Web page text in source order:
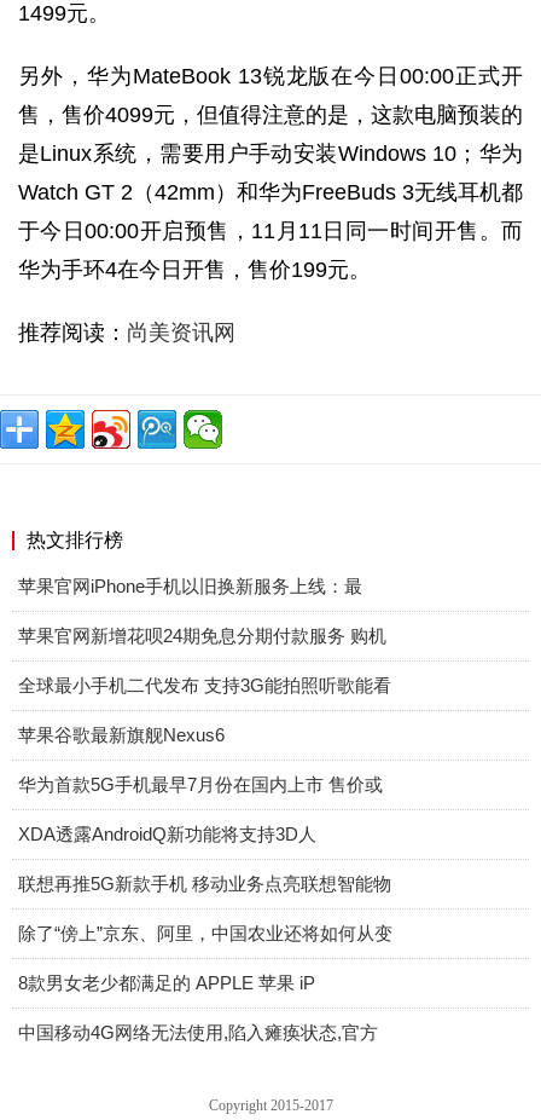
1499元。
另外，华为MateBook 13锐龙版在今日00:00正式开
售，售价4099元，但值得注意的是，这款电脑预装的
是Linux系统，需要用户手动安装Windows 10；华为
Watch GT 2（42mm）和华为FreeBuds 3无线耳机都
于今日00:00开启预售，11月11日同一时间开售。而
华为手环4在今日开售，售价199元。
推荐阅读： 尚美资讯网
热文排行榜
苹果官网iPhone手机以旧换新服务上线：最
苹果官网新增花呗24期免息分期付款服务 购机
全球最小手机二代发布 支持3G能拍照听歌能看
苹果谷歌最新旗舰Nexus6
华为首款5G手机最早7月份在国内上市 售价或
XDA透露AndroidQ新功能将支持3D人
联想再推5G新款手机 移动业务点亮联想智能物
除了“傍上”京东、阿里，中国农业还将如何从变
8款男女老少都满足的 APPLE 苹果 iP
中国移动4G网络无法使用,陷入瘫痪状态,官方